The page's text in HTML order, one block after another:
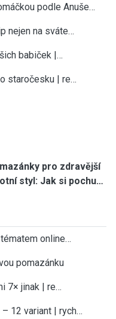
podle Anuše…
nejen na sváte…
babiček |…
staročesku | re…
pro zdravější
styl: Jak si pochu…
online…
pomazánku
7× jinak | re…
12 variant | rych…